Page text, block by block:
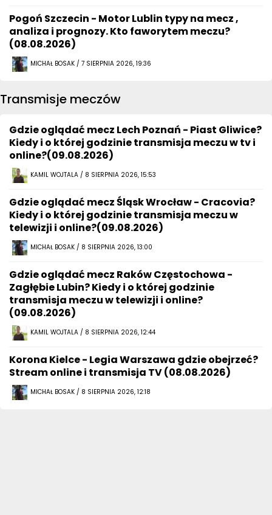
Pogoń Szczecin - Motor Lublin typy na mecz ,
analiza i prognozy. Kto faworytem meczu?
(08.08.2026)
MICHAŁ BOSAK / 7 SIERPNIA 2026, 19:36
Transmisje meczów
Gdzie oglądać mecz Lech Poznań - Piast Gliwice?
Kiedy i o której godzinie transmisja meczu w tv i
online?(09.08.2026)
KAMIL WOJTALA / 8 SIERPNIA 2026, 15:53
Gdzie oglądać mecz Śląsk Wrocław - Cracovia?
Kiedy i o której godzinie transmisja meczu w
telewizji i online?(09.08.2026)
MICHAŁ BOSAK / 8 SIERPNIA 2026, 13:00
Gdzie oglądać mecz Raków Częstochowa -
Zagłębie Lubin? Kiedy i o której godzinie
transmisja meczu w telewizji i online?
(09.08.2026)
KAMIL WOJTALA / 8 SIERPNIA 2026, 12:44
Korona Kielce - Legia Warszawa gdzie obejrzeć?
Stream online i transmisja TV (08.08.2026)
MICHAŁ BOSAK / 8 SIERPNIA 2026, 12:18